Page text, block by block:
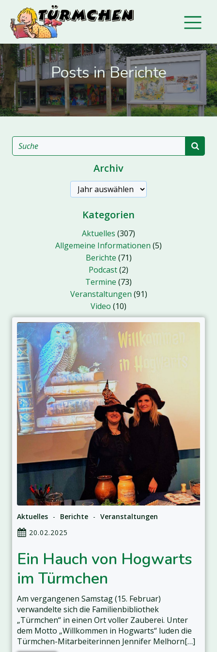
Posts in Berichte
Archiv
Kategorien
Aktuelles (307)
Allgemeine Informationen (5)
Berichte (71)
Podcast(2)
Termine (73)
Veranstaltungen (91)
Video (10)
Aktuelles - Berichte - Veranstaltungen
20.02.2025
Ein Hauch von Hogwarts
im Türmchen
Am vergangenen Samstag (15. Februar)
verwandelte sich die Familienbibliothek
„Türmchen“ in einen Ort voller Zauberei. Unter
dem Motto „Willkommen in Hogwarts“ luden die
Türmchen-Mitarbeiterinnen Jennifer Melhorn[…]